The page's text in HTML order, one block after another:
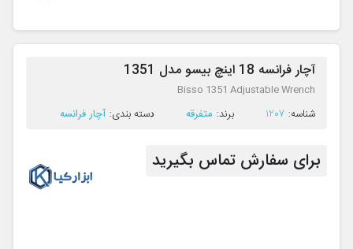
آچار فرانسه 18 اینچ بیسو مدل 1351
Bisso 1351 Adjustable Wrench
ﺷﻨﺎﺳﻪ: 1207 ﺑﺮﻧﺪ: متفرقه ﺩﺳﺘﻪ ﺑﻨﺪی: آچار فرانسه
برای سفارش تماس بگیرید